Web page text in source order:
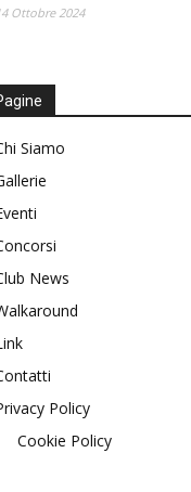
Ottobre 2024
Siamo
News
Policy
Cookie Policy